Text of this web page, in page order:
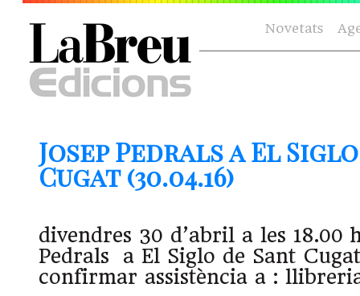
Novetats
Josep Pedrals a El
Cugat (30.04.16)
divendres 30 d’abril a les 18.00
Pedrals a El Siglo de Sant
confirmar assistència a :